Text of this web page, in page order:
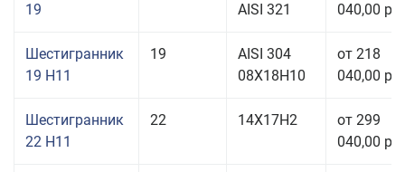
19
AISI 321
040,00
Шестигранник
19 H11
19
AISI 304
08Х18Н10
от 218
040,00
Шестигранник
22 H11
22 14Х17Н2
от 299
040,00